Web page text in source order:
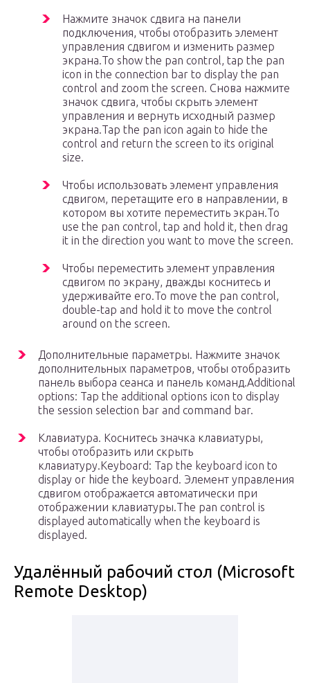
Нажмите значок сдвига на панели
подключения, чтобы отобразить элемент
управления сдвигом и изменить размер
экрана.To show the pan control, tap the pan
icon in the connection bar to display the pan
control and zoom the screen. Снова нажмите
значок сдвига, чтобы скрыть элемент
управления и вернуть исходный размер
экрана.Tap the pan icon again to hide the
control and return the screen to its original
size.
Чтобы использовать элемент управления
сдвигом, перетащите его в направлении, в
котором вы хотите переместить экран.To
use the pan control, tap and hold it, then drag
it in the direction you want to move the screen.
Чтобы переместить элемент управления
сдвигом по экрану, дважды коснитесь и
удерживайте его.To move the pan control,
double-tap and hold it to move the control
around on the screen.
Дополнительные параметры. Нажмите значок
дополнительных параметров, чтобы отобразить
панель выбора сеанса и панель команд.Additional
options: Tap the additional options icon to display
the session selection bar and command bar.
Клавиатура. Коснитесь значка клавиатуры,
чтобы отобразить или скрыть
клавиатуру.Keyboard: Tap the keyboard icon to
display or hide the keyboard. Элемент управления
сдвигом отображается автоматически при
отображении клавиатуры.The pan control is
displayed automatically when the keyboard is
displayed.
Удалённый рабочий стол (Microsoft
Remote Desktop)